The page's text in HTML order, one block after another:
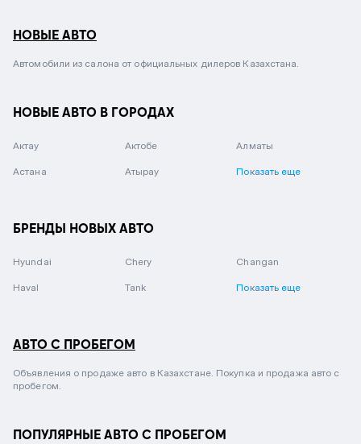
НОВЫЕ АВТО
Автомобили из салона от официальных дилеров Казахстана.
НОВЫЕ АВТО В ГОРОДАХ
Актау Актобе Алматы
Астана Атырау Показать еще
БРЕНДЫ НОВЫХ АВТО
Hyundai Chery Changan
Haval Tank Показать еще
АВТО С ПРОБЕГОМ
Объявления о продаже авто в Казахстане. Покупка и продажа авто с
пробегом.
ПОПУЛЯРНЫЕ АВТО С ПРОБЕГОМ